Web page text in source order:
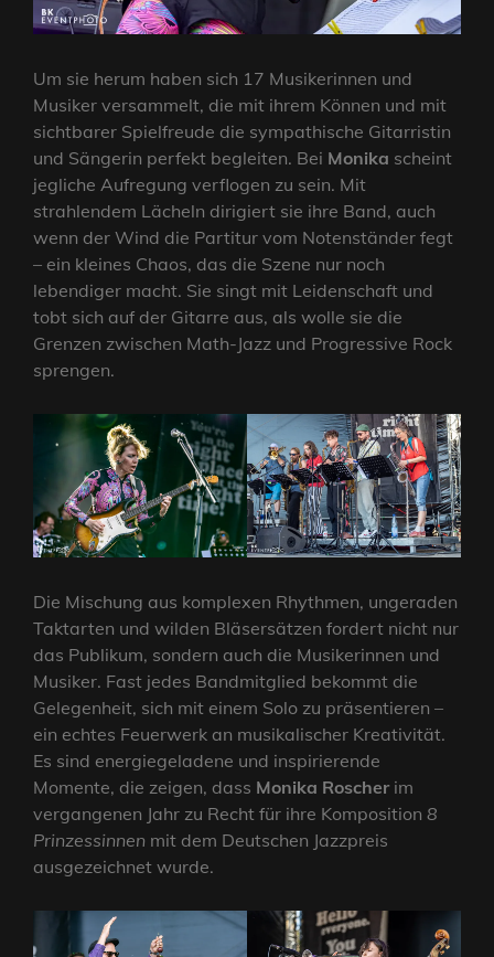
Um sie herum haben sich 17 Musikerinnen und
Musiker versammelt, die mit ihrem Können und mit
sichtbarer Spielfreude die sympathische Gitarristin
und Sängerin perfekt begleiten. Bei Monika scheint
jegliche Aufregung verflogen zu sein. Mit
strahlendem Lächeln dirigiert sie ihre Band, auch
wenn der Wind die Partitur vom Notenständer fegt
– ein kleines Chaos, das die Szene nur noch
lebendiger macht. Sie singt mit Leidenschaft und
tobt sich auf der Gitarre aus, als wolle sie die
Grenzen zwischen Math-Jazz und Progressive Rock
sprengen.
Die Mischung aus komplexen Rhythmen, ungeraden
Taktarten und wilden Bläsersätzen fordert nicht nur
das Publikum, sondern auch die Musikerinnen und
Musiker. Fast jedes Bandmitglied bekommt die
Gelegenheit, sich mit einem Solo zu präsentieren –
ein echtes Feuerwerk an musikalischer Kreativität.
Es sind energiegeladene und inspirierende
Momente, die zeigen, dass Monika Roscherim
vergangenen Jahr zu Recht für ihre Komposition 8
Prinzessinnen mit dem Deutschen Jazzpreis
ausgezeichnet wurde.